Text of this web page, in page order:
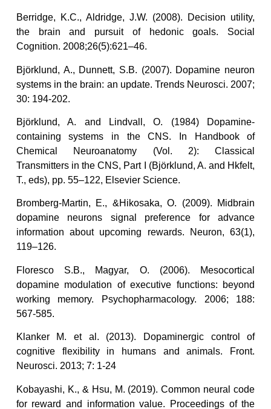
Berridge, K.C., Aldridge, J.W. (2008). Decision utility,
the brain and pursuit of hedonic goals. Social
Cognition. 2008;26(5):621–46.
Björklund, A., Dunnett, S.B. (2007). Dopamine neuron
systems in the brain: an update. Trends Neurosci. 2007;
30: 194-202.
Björklund, A. and Lindvall, O. (1984) Dopamine-
containing systems in the CNS. In Handbook of
Chemical Neuroanatomy (Vol. 2): Classical
Transmitters in the CNS, Part I (Björklund, A. and Hkfelt,
T., eds), pp. 55–122, Elsevier Science.
Bromberg-Martin, E., &Hikosaka, O. (2009). Midbrain
dopamine neurons signal preference for advance
information about upcoming rewards. Neuron, 63(1),
119–126.
Floresco S.B., Magyar, O. (2006). Mesocortical
dopamine modulation of executive functions: beyond
working memory. Psychopharmacology. 2006; 188:
567-585.
Klanker M. et al. (2013). Dopaminergic control of
cognitive flexibility in humans and animals. Front.
Neurosci. 2013; 7: 1-24
Kobayashi, K., & Hsu, M. (2019). Common neural code
for reward and information value. Proceedings of the